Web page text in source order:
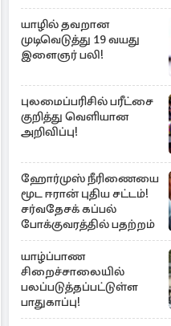
யாழில் தவறான
முடிவெடுத்து 19 வயது
இளைஞர் பலி!
புலமைப்பரிசில் பரீட்சை
குறித்து வெளியான
அறிவிப்பு!
ஹோர்முஸ் நீரிணையை
மூட ஈரான் புதிய சட்டம்!
சர்வதேசக் கப்பல்
போக்குவரத்தில் பதற்றம்
யாழ்ப்பாண
சிறைச்சாலையில்
பலப்படுத்தப்பட்டுள்ள
பாதுகாப்பு!